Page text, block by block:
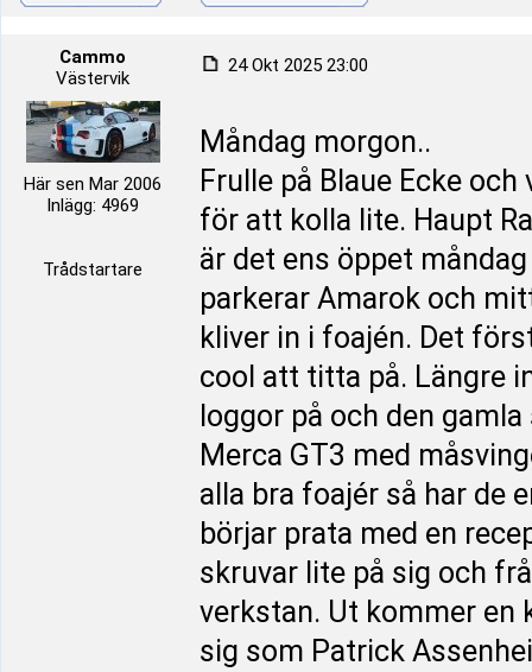
Cammo
Västervik
Här sen Mar 2006
Inlägg: 4969
Trådstartare
24 Okt 2025 23:00
Måndag morgon..
Frulle på Blaue Ecke
för att kolla lite. Haupt
är det ens öppet
parkerar Amarok och
kliver in i foajén. Det
cool att titta på. Längre
loggor på och den
Merca GT3 med
alla bra foajér så har de
börjar prata med en
skruvar lite på sig och
verkstan. Ut kommer en
sig som Patrick